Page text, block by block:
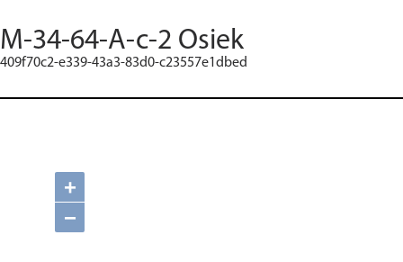
M-34-64-A-c-2 Osiek
409f70c2-e339-43a3-83d0-c23557e1dbed
+
−